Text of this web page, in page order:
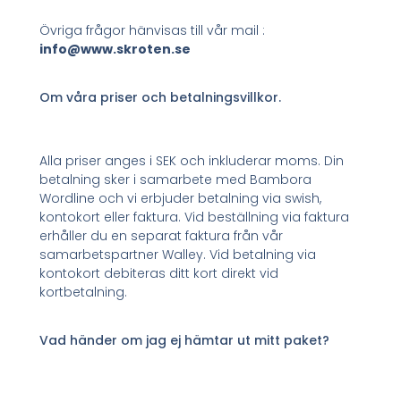
Övriga frågor hänvisas till vår mail :
info@www.skroten.se
Om våra priser och betalningsvillkor.
Alla priser anges i SEK och inkluderar moms. Din
betalning sker i samarbete med Bambora
Wordline och vi erbjuder betalning via swish,
kontokort eller faktura. Vid beställning via faktura
erhåller du en separat faktura från vår
samarbetspartner Walley. Vid betalning via
kontokort debiteras ditt kort direkt vid
kortbetalning.
Vad händer om jag ej hämtar ut mitt paket?